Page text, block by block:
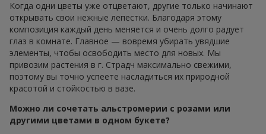
Когда одни цветы уже отцветают, другие только начинают
открывать свои нежные лепестки. Благодаря этому
композиция каждый день меняется и очень долго радует
глаз в комнате. Главное — вовремя убирать увядшие
элементы, чтобы освободить место для новых. Мы
привозим растения в г. Страдч максимально свежими,
поэтому вы точно успеете насладиться их природной
красотой и стойкостью в вазе.
Можно ли сочетать альстромерии с розами или
другими цветами в одном букете?